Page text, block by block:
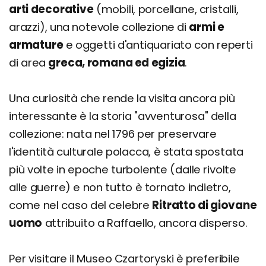
arti decorative(mobili, porcellane, cristalli,
arazzi), una notevole collezione di armi e
armaturee oggetti d'antiquariato con reperti
di area greca, romana ed egizia.
Una curiosità che rende la visita ancora più
interessante è la storia "avventurosa" della
collezione: nata nel 1796 per preservare
l'identità culturale polacca, è stata spostata
più volte in epoche turbolente (dalle rivolte
alle guerre) e non tutto è tornato indietro,
come nel caso del celebre Ritratto di giovane
uomo attribuito a Raffaello, ancora disperso.
Per visitare il Museo Czartoryski è preferibile